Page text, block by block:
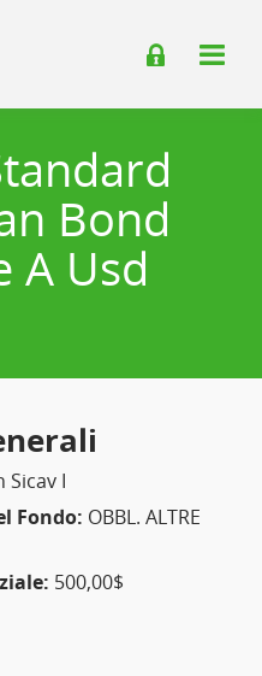
Bond
A Usd
Sicav I
Fondo: OBBL. ALTRE
500,00$